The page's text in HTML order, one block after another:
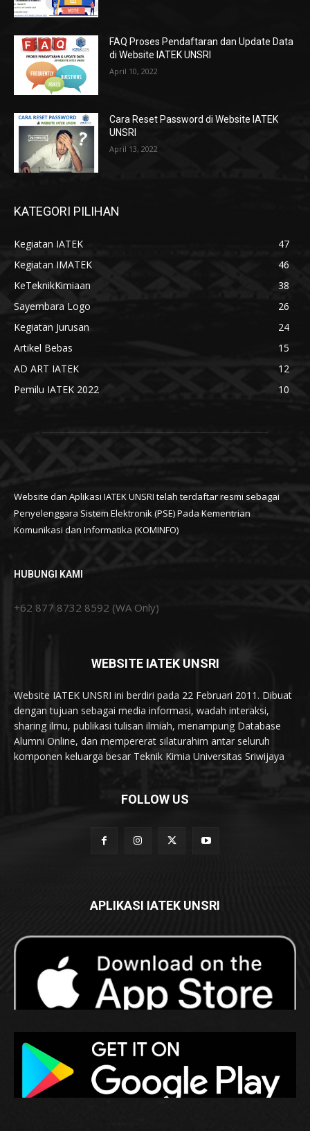
FAQ Proses Pendaftaran dan Update Data
di Website IATEK UNSRI
April 10, 2022
Cara Reset Password di Website IATEK
UNSRI
April 13, 2022
KATEGORI PILIHAN
Kegiatan IATEK
47
Kegiatan IMATEK
46
KeTeknikKimiaan
38
Sayembara Logo
26
Kegiatan Jurusan
24
Artikel Bebas
15
AD ART IATEK
12
Pemilu IATEK 2022
10
Website dan Aplikasi IATEK UNSRI telah terdaftar resmi sebagai
Penyelenggara Sistem Elektronik (PSE) Pada Kementrian
Komunikasi dan Informatika (KOMINFO)
HUBUNGI KAMI
+62 877 8732 8592 (WA Only)
WEBSITE IATEK UNSRI
Website IATEK UNSRI ini berdiri pada 22 Februari 2011. Dibuat
dengan tujuan sebagai media informasi, wadah interaksi,
sharing ilmu, publikasi tulisan ilmiah, menampung Database
Alumni Online, dan mempererat silaturahim antar seluruh
komponen keluarga besar Teknik Kimia Universitas Sriwijaya
FOLLOW US
APLIKASI IATEK UNSRI